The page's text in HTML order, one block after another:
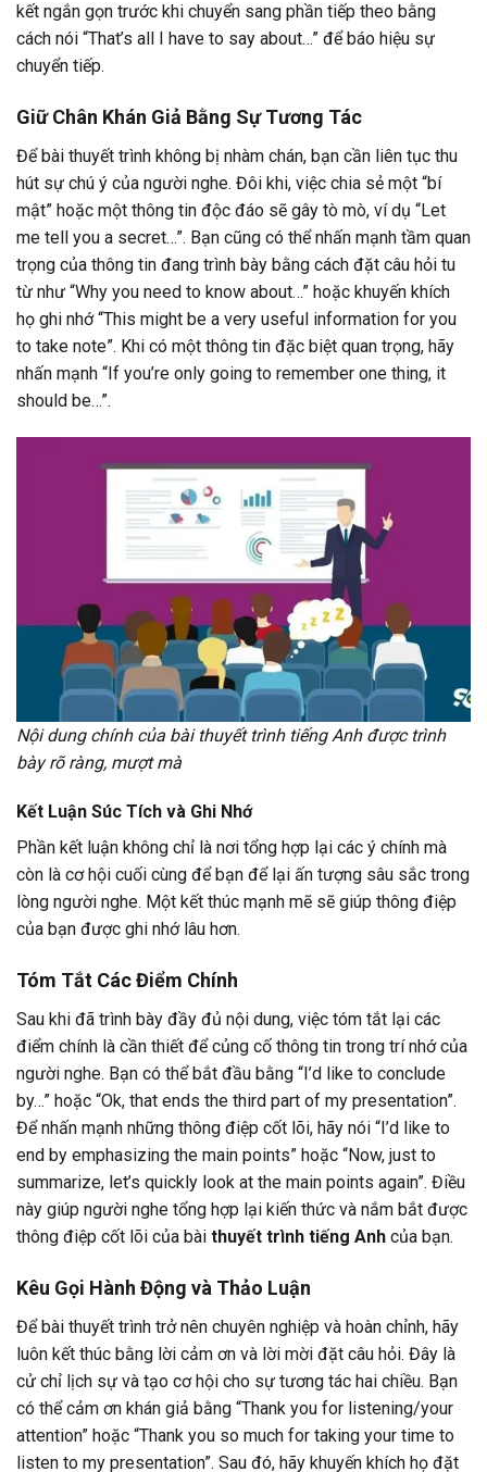
kết ngắn gọn trước khi chuyển sang phần tiếp theo bằng
cách nói “That’s all I have to say about…” để báo hiệu sự
chuyển tiếp.
Giữ Chân Khán Giả Bằng Sự Tương Tác
Để bài thuyết trình không bị nhàm chán, bạn cần liên tục thu
hút sự chú ý của người nghe. Đôi khi, việc chia sẻ một “bí
mật” hoặc một thông tin độc đáo sẽ gây tò mò, ví dụ “Let
me tell you a secret…”. Bạn cũng có thể nhấn mạnh tầm quan
trọng của thông tin đang trình bày bằng cách đặt câu hỏi tu
từ như “Why you need to know about…” hoặc khuyến khích
họ ghi nhớ “This might be a very useful information for you
to take note”. Khi có một thông tin đặc biệt quan trọng, hãy
nhấn mạnh “If you’re only going to remember one thing, it
should be…”.
Nội dung chính của bài thuyết trình tiếng Anh được trình
bày rõ ràng, mượt mà
Kết Luận Súc Tích và Ghi Nhớ
Phần kết luận không chỉ là nơi tổng hợp lại các ý chính mà
còn là cơ hội cuối cùng để bạn để lại ấn tượng sâu sắc trong
lòng người nghe. Một kết thúc mạnh mẽ sẽ giúp thông điệp
của bạn được ghi nhớ lâu hơn.
Tóm Tắt Các Điểm Chính
Sau khi đã trình bày đầy đủ nội dung, việc tóm tắt lại các
điểm chính là cần thiết để củng cố thông tin trong trí nhớ của
người nghe. Bạn có thể bắt đầu bằng “I’d like to conclude
by…” hoặc “Ok, that ends the third part of my presentation”.
Để nhấn mạnh những thông điệp cốt lõi, hãy nói “I’d like to
end by emphasizing the main points” hoặc “Now, just to
summarize, let’s quickly look at the main points again”. Điều
này giúp người nghe tổng hợp lại kiến thức và nắm bắt được
thông điệp cốt lõi của bài thuyết trình tiếng Anh của bạn.
Kêu Gọi Hành Động và Thảo Luận
Để bài thuyết trình trở nên chuyên nghiệp và hoàn chỉnh, hãy
luôn kết thúc bằng lời cảm ơn và lời mời đặt câu hỏi. Đây là
cử chỉ lịch sự và tạo cơ hội cho sự tương tác hai chiều. Bạn
có thể cảm ơn khán giả bằng “Thank you for listening/your
attention” hoặc “Thank you so much for taking your time to
listen to my presentation”. Sau đó, hãy khuyến khích họ đặt